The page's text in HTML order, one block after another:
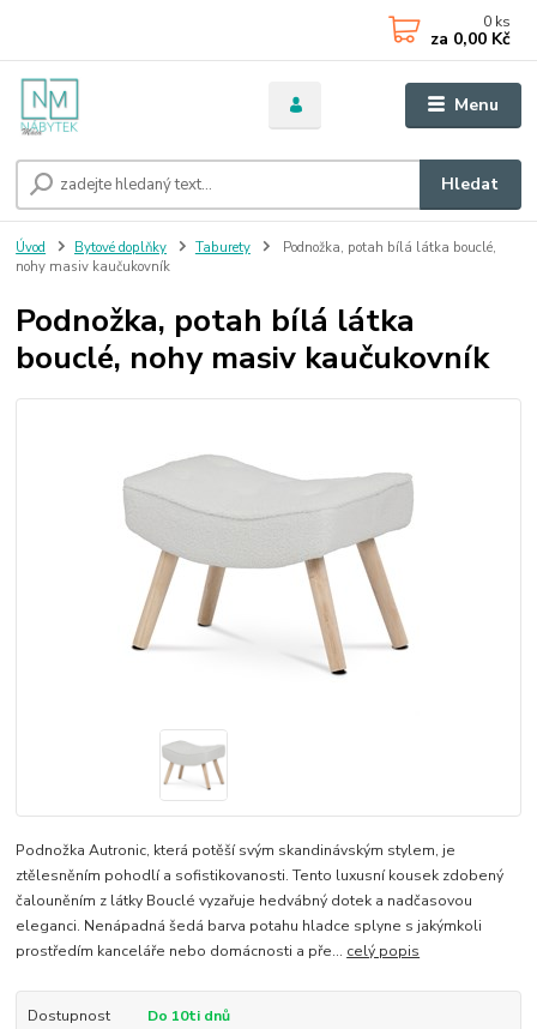
Menu
Hledat
0 ks
za 0,00 Kč
Úvod Bytové doplňky Taburety
Podnožka, potah bílá látka bouclé,
nohy masiv kaučukovník
Podnožka, potah bílá látka
bouclé, nohy masiv kaučukovník
Podnožka Autronic, která potěší svým skandinávským stylem, je
ztělesněním pohodlí a sofistikovanosti. Tento luxusní kousek zdobený
čalouněním z látky Bouclé vyzařuje hedvábný dotek a nadčasovou
eleganci. Nenápadná šedá barva potahu hladce splyne s jakýmkoli
prostředím kanceláře nebo domácnosti a pře... celý popis
Dostupnost Do 10ti dnů